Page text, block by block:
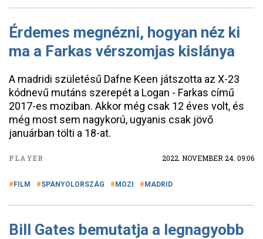
Érdemes megnézni, hogyan néz ki
ma a Farkas vérszomjas kislánya
A madridi születésű Dafne Keen játszotta az X-23
kódnevű mutáns szerepét a Logan - Farkas című
2017-es moziban. Akkor még csak 12 éves volt, és
még most sem nagykorú, ugyanis csak jövő
januárban tölti a 18-at.
PLAYER 2022. NOVEMBER 24. 09:06
FILM SPANYOLORSZÁG MOZI MADRID
Bill Gates bemutatja a legnagyobb